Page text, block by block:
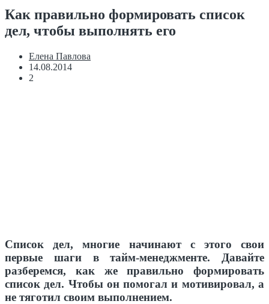
Как правильно формировать список
дел, чтобы выполнять его
Елена Павлова
14.08.2014
2
Список дел, многие начинают с этого свои
первые шаги в тайм-менеджменте. Давайте
разберемся, как же правильно формировать
список дел. Чтобы он помогал и мотивировал, а
не тяготил своим выполнением.